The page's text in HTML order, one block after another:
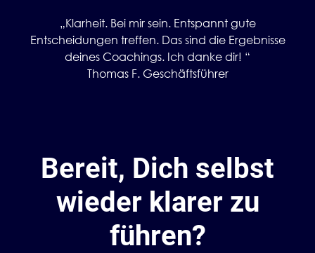
„Klarheit. Bei mir sein. Entspannt gute
Entscheidungen treffen. Das sind die Ergebnisse
deines Coachings. Ich danke dir! “
Thomas F. Geschäftsführer
Bereit, Dich selbst
wieder klarer zu
führen?